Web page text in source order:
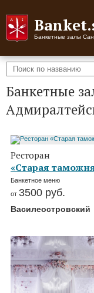
Банкетные залы
Банкетные
Ресторан
«Старая
Банкетное меню
от 3500 руб.
Василеостровский